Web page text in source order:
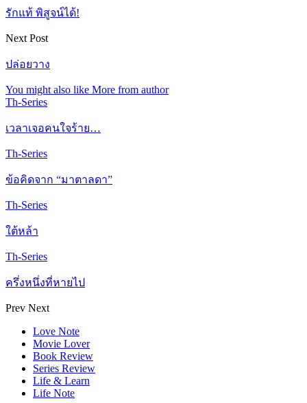
รักแท้ พิสูจน์ได้!
Next Post
ปล่อยวาง
You might also like More from author
Th-Series
เวลาเจอคนใจร้าย…
Th-Series
ข้อคิดจาก “มาตาลดา”
Th-Series
ใต้หล้า
Th-Series
ครึ่งหนึ่งที่หายไป
Prev Next
Love Note
Movie Lover
Book Review
Series Review
Life & Learn
Life Note